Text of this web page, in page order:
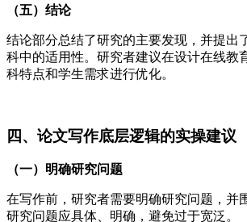
（五）结论
结论部分总结了研究的主要发现，并提出
科中的适用性。研究者建议在设计在线教
科特点和学生需求进行优化。
四、论文写作底层逻辑的实操建议
（一）明确研究问题
在写作前，研究者需要明确研究问题，并
研究问题应具体、明确，避免过于宽泛。